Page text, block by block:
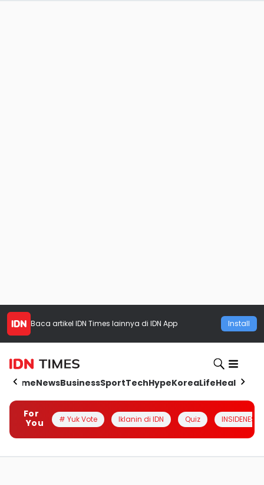
Baca artikel IDN Times lainnya di IDN App Install
HomeNewsBusinessSportTechHypeKoreaLifeHealth
For
You
# Yuk Vote Iklanin di IDN Quiz INSIDENESIA